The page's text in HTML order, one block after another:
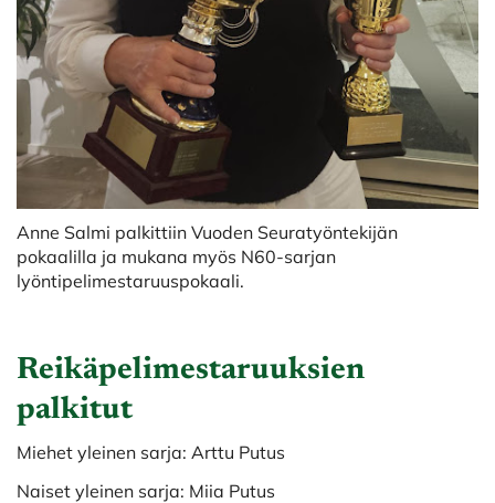
Anne Salmi palkittiin Vuoden Seuratyöntekijän
pokaalilla ja mukana myös N60-sarjan
lyöntipelimestaruuspokaali.
Reikäpelimestaruuksien
palkitut
Miehet yleinen sarja: Arttu Putus
Naiset yleinen sarja: Miia Putus